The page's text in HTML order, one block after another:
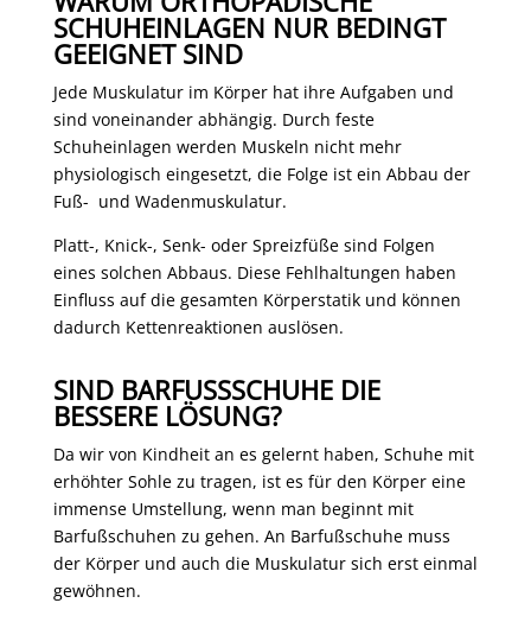
SCHUHEINLAGEN NUR BEDINGT
GEEIGNET SIND
Jede Muskulatur im Körper hat ihre Aufgaben und
sind voneinander abhängig. Durch feste
Schuheinlagen werden Muskeln nicht mehr
physiologisch eingesetzt, die Folge ist ein Abbau der
Fuß- und Wadenmuskulatur.
Platt-, Knick-, Senk- oder Spreizfüße sind Folgen
eines solchen Abbaus. Diese Fehlhaltungen haben
Einfluss auf die gesamten Körperstatik und können
dadurch Kettenreaktionen auslösen.
SIND BARFUSSSCHUHE DIE B
ESSERE LÖSUNG?
Da wir von Kindheit an es gelernt haben, Schuhe mit
erhöhter Sohle zu tragen, ist es für den Körper eine
immense Umstellung, wenn man beginnt mit
Barfußschuhen zu gehen. An Barfußschuhe muss
der Körper und auch die Muskulatur sich erst einmal
gewöhnen.